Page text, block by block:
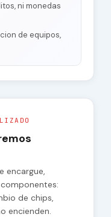
ni monedas
de equipos,
encargue,
de chips,
encienden.